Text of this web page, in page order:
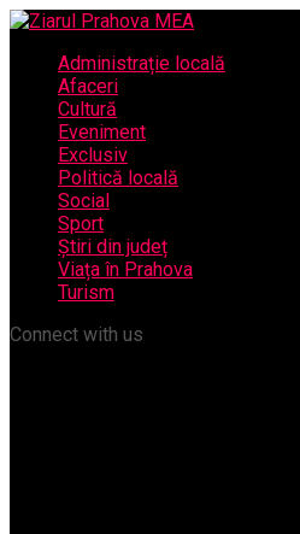
Administrație locală
Afaceri
Cultură
Eveniment
Exclusiv
Politică locală
Social
Sport
Știri din județ
Viața în Prahova
Turism
Connect with us